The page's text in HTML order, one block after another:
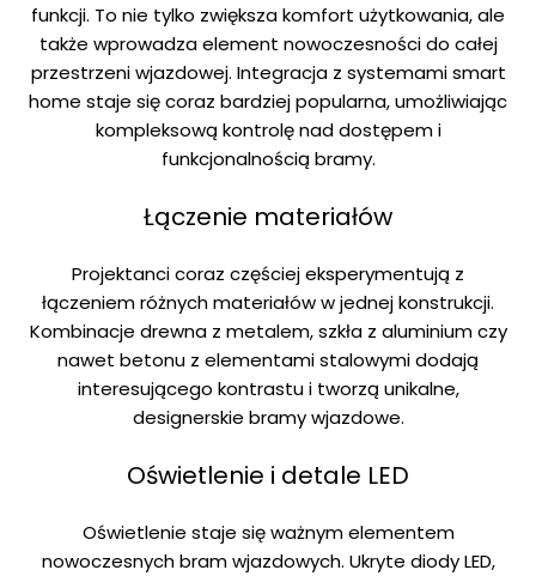
funkcji. To nie tylko zwiększa komfort użytkowania, ale
także wprowadza element nowoczesności do całej
przestrzeni wjazdowej. Integracja z systemami smart
home staje się coraz bardziej popularna, umożliwiając
kompleksową kontrolę nad dostępem i
funkcjonalnością bramy.
Łączenie materiałów
Projektanci coraz częściej eksperymentują z
łączeniem różnych materiałów w jednej konstrukcji.
Kombinacje drewna z metalem, szkła z aluminium czy
nawet betonu z elementami stalowymi dodają
interesującego kontrastu i tworzą unikalne,
designerskie bramy wjazdowe.
Oświetlenie i detale LED
Oświetlenie staje się ważnym elementem
nowoczesnych bram wjazdowych. Ukryte diody LED,